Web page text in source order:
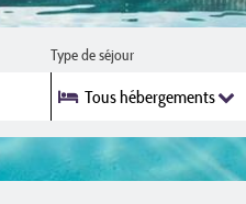
Type de séjour
Tous hébergements